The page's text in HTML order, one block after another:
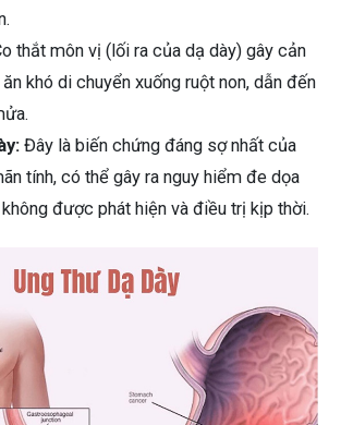
thắt môn vị (lối ra của dạ dày) gây cản
khó di chuyển xuống ruột non, dẫn đến
Đây là biến chứng đáng sợ nhất của
tính, có thể gây ra nguy hiểm đe dọa
được phát hiện và điều trị kịp thời.